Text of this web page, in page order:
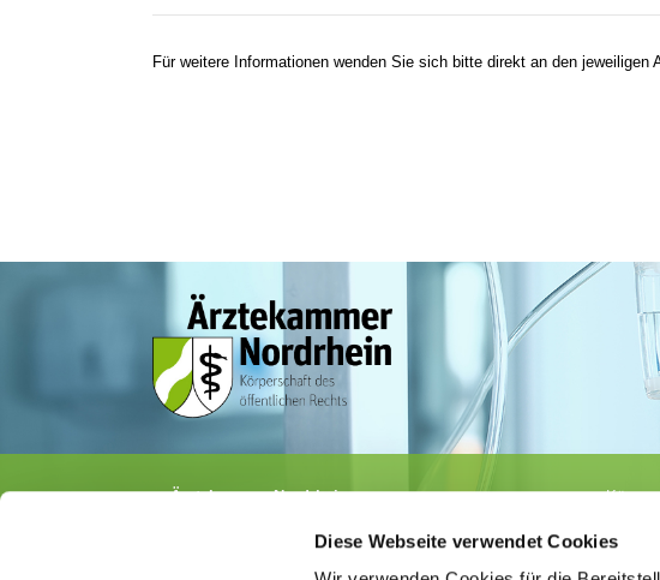
Diese Webseite verwendet Cookies
Für weitere Informationen wenden Sie sich bitte direkt an den jeweiligen
Ärztekammer Nordrhein
· Fax 0211 / 4302 2009
aerztekammer@aekno.de